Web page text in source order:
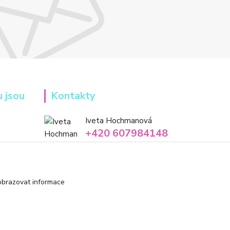
jsou Kontakty
Iveta Hochmanová
+420 607984148
informace